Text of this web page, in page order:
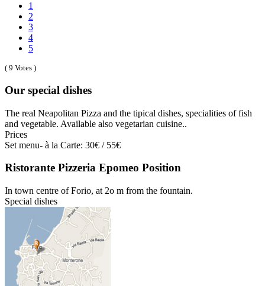
1
2
3
4
5
( 9 Votes )
Our special dishes
The real Neapolitan Pizza and the tipical dishes, specialities of fish
and vegetable. Available also vegetarian cuisine..
Prices
Set menu- à la Carte: 30€ / 55€
Ristorante Pizzeria Epomeo Position
In town centre of Forio, at 2o m from the fountain.
Special dishes